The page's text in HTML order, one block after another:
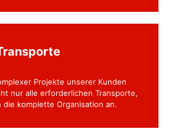
Projekte unserer Kunden
nur alle erforderlichen Transporte,
die komplette Organisation an.